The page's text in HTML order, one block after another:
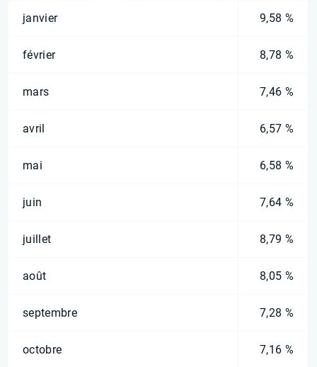
janvier 9,58 %
février 8,78 %
mars 7,46 %
avril 6,57 %
mai 6,58 %
juin 7,64 %
juillet 8,79 %
août 8,05 %
septembre 7,28 %
octobre 7,16 %